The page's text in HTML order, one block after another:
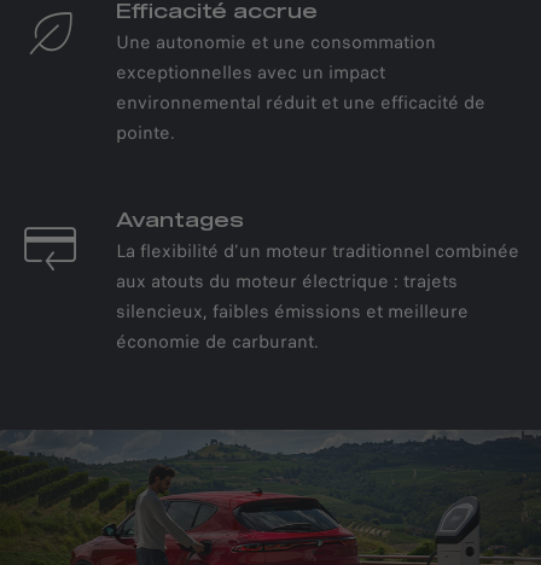
Alfa Romeo entre dans l'ère de la
technologie hybride avancée.
Efficacité accrue
Une autonomie et une consommation
exceptionnelles avec un impact
environnemental réduit et une efficacité de
pointe.
Avantages
La flexibilité d’un moteur traditionnel combinée
aux atouts du moteur électrique : trajets
silencieux, faibles émissions et meilleure
économie de carburant.